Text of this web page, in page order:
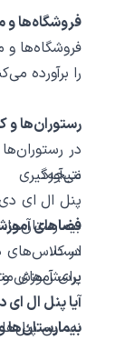
فروشگاه‌ها و
را برآورده
رستوران‌ها و
در
می‌آورد.
فضاهای
در کلاس‌های
برای آموزش
بیمارستان‌ها
نتیجه‌گیری
است.
پرسش‌های
آیا پنل ال ای دی فول لایت
نه، این